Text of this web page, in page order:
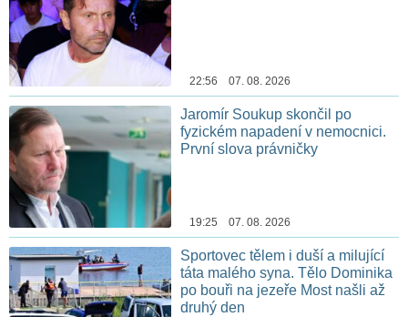
22:56 07. 08. 2026
Jaromír Soukup skončil po
fyzickém napadení v nemocnici.
První slova právničky
19:25 07. 08. 2026
Sportovec tělem i duší a milující
táta malého syna. Tělo Dominika
po bouři na jezeře Most našli až
druhý den